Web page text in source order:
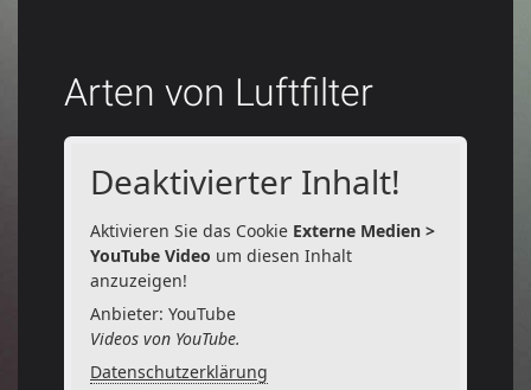
Arten von Luftfilter
Deaktivierter Inhalt!
Aktivieren Sie das Cookie Externe Medien >
YouTube Video um diesen Inhalt
anzuzeigen!
Anbieter: YouTube
Videos von YouTube.
Datenschutzerklärung